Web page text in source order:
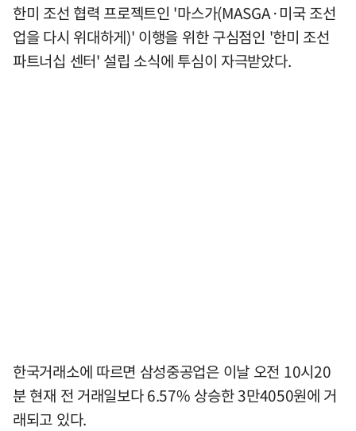
한미 조선 협력 프로젝트인 '마스가(MASGA·미국 조선
업을 다시 위대하게)' 이행을 위한 구심점인 '한미 조선
파트너십 센터' 설립 소식에 투심이 자극받았다.
한국거래소에 따르면 삼성중공업은 이날 오전 10시20
분 현재 전 거래일보다 6.57% 상승한 3만4050원에 거
래되고 있다.